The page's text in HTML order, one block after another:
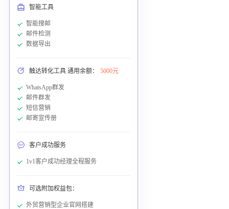
智能工具
智能搜邮
邮件检测
数据导出
触达转化工具 通用余额： 5000元
WhatsApp群发
邮件群发
短信营销
邮寄宣传册
客户成功服务
1v1客户成功经理全程服务
可选附加权益包：
外贸营销型企业官网搭建